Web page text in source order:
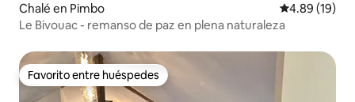
Chalé en Pimbo Calificación
4.89 (19)
Le Bivouac - remanso de paz en plena naturaleza
Favorito entre huéspedes
Favorito entre huéspedes